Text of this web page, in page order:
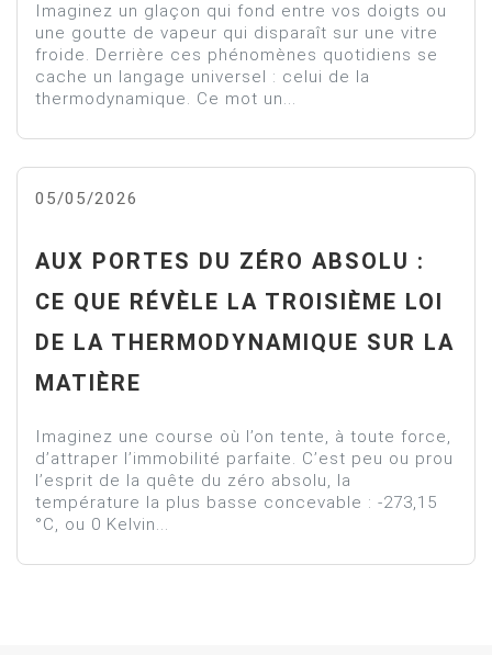
Imaginez un glaçon qui fond entre vos doigts ou
une goutte de vapeur qui disparaît sur une vitre
froide. Derrière ces phénomènes quotidiens se
cache un langage universel : celui de la
thermodynamique. Ce mot un...
05/05/2026
AUX PORTES DU ZÉRO ABSOLU :
CE QUE RÉVÈLE LA TROISIÈME LOI
DE LA THERMODYNAMIQUE SUR LA
MATIÈRE
Imaginez une course où l’on tente, à toute force,
d’attraper l’immobilité parfaite. C’est peu ou prou
l’esprit de la quête du zéro absolu, la
température la plus basse concevable : -273,15
°C, ou 0 Kelvin...